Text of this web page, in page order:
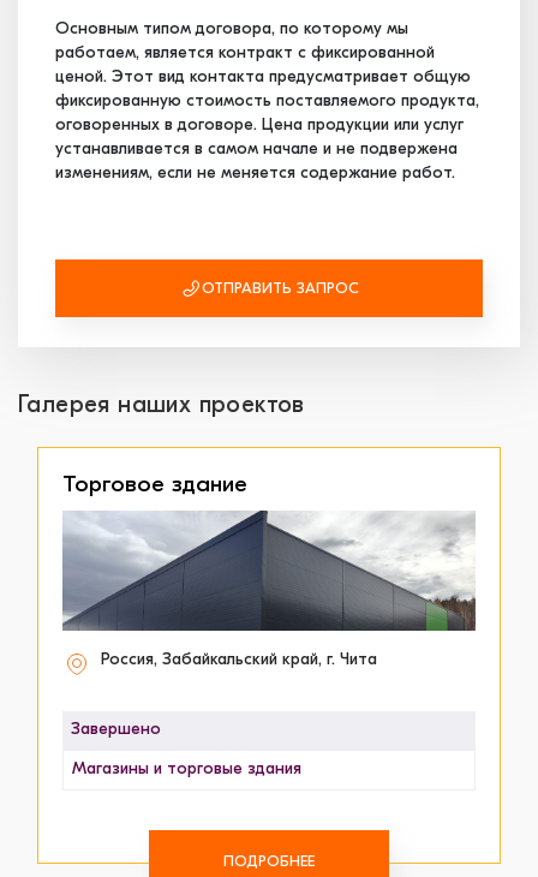
7.5-MSS-35247-IP03.pdf
Основным типом договора, по которому мы
работаем, является контракт с фиксированной
ценой. Этот вид контакта предусматривает общую
фиксированную стоимость поставляемого продукта,
оговоренных в договоре. Цена продукции или услуг
устанавливается в самом начале и не подвержена
изменениям, если не меняется содержание работ.
ОТПРАВИТЬ ЗАПРОС
Галерея наших проектов
Торговое здание
Россия, Забайкальский край, г. Чита
Завершено
Магазины и торговые здания
ПОДРОБНЕЕ